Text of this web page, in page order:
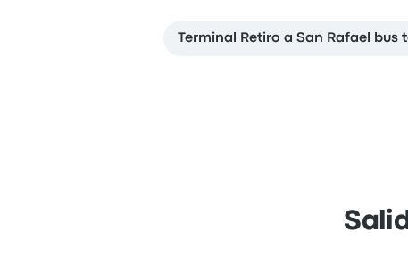
Terminal Retiro a San Rafael bus